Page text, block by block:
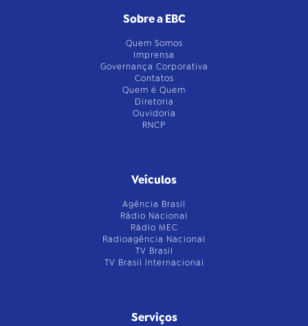
Sobre a EBC
Quem Somos
Imprensa
Governança Corporativa
Contatos
Quem é Quem
Diretoria
Ouvidoria
RNCP
Veículos
Agência Brasil
Rádio Nacional
Rádio MEC
Radioagência Nacional
TV Brasil
TV Brasil Internacional
Serviços